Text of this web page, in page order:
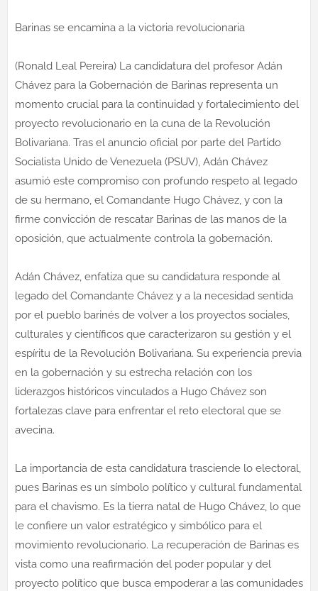
Barinas se encamina a la victoria revolucionaria
(Ronald Leal Pereira) La candidatura del profesor Adán
Chávez para la Gobernación de Barinas representa un
momento crucial para la continuidad y fortalecimiento del
proyecto revolucionario en la cuna de la Revolución
Bolivariana. Tras el anuncio oficial por parte del Partido
Socialista Unido de Venezuela (PSUV), Adán Chávez
asumió este compromiso con profundo respeto al legado
de su hermano, el Comandante Hugo Chávez, y con la
firme convicción de rescatar Barinas de las manos de la
oposición, que actualmente controla la gobernación.
Adán Chávez, enfatiza que su candidatura responde al
legado del Comandante Chávez y a la necesidad sentida
por el pueblo barinés de volver a los proyectos sociales,
culturales y científicos que caracterizaron su gestión y el
espíritu de la Revolución Bolivariana. Su experiencia previa
en la gobernación y su estrecha relación con los
liderazgos históricos vinculados a Hugo Chávez son
fortalezas clave para enfrentar el reto electoral que se
avecina.
La importancia de esta candidatura trasciende lo electoral,
pues Barinas es un símbolo político y cultural fundamental
para el chavismo. Es la tierra natal de Hugo Chávez, lo que
le confiere un valor estratégico y simbólico para el
movimiento revolucionario. La recuperación de Barinas es
vista como una reafirmación del poder popular y del
proyecto político que busca empoderar a las comunidades